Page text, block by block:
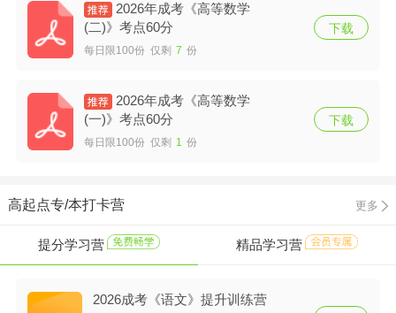
2026年成考《高等数学
(二)》考点60分
每日限100份 仅剩 7 份
下载
2026年成考《高等数学
(一)》考点60分
每日限100份 仅剩 1 份
下载
高起点专/本打卡营 更多
提分学习营 精品学习营
2026成考《语文》提升训练营